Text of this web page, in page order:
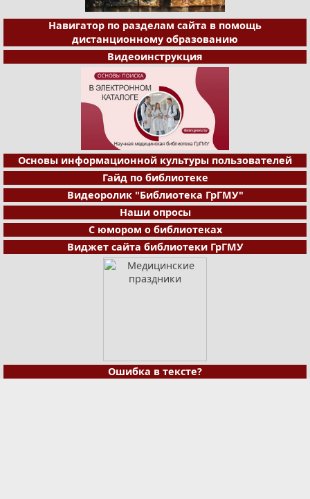
Навигатор по разделам сайта в помощь
дистанционному образованию
Видеоинструкция
Основы информационной культуры пользователей
Гайд по библиотеке
Видеоролик "Библиотека ГрГМУ"
Наши опросы
С юмором о библиотеках
Виджет сайта библиотеки ГрГМУ
Ошибка в тексте?